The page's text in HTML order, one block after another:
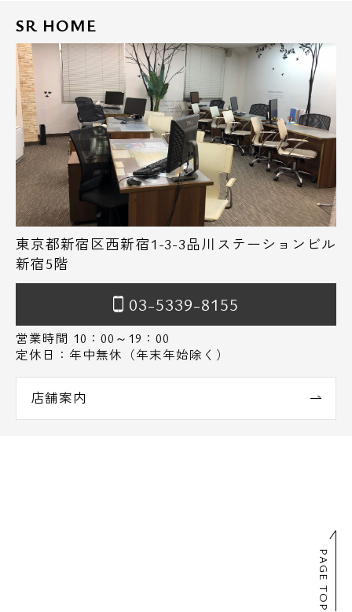
SR HOME
東京都新宿区西新宿1-3-3品川ステーションビル
新宿5階
03-5339-8155
営業時間 10：00～19：00
定休日：年中無休（年末年始除く）
店舗案内
PAGE TOP